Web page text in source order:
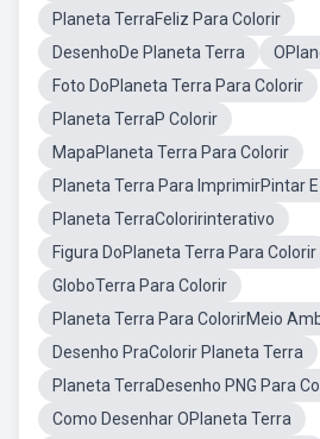
Planeta TerraFeliz Para Colorir
DesenhoDe Planeta Terra
Foto DoPlaneta Terra Para Colorir
Planeta TerraP Colorir
MapaPlaneta Terra Para Colorir
Planeta Terra Para ImprimirPintar
Planeta TerraColoririnterativo
Figura DoPlaneta Terra Para Colorir
GloboTerra Para Colorir
Planeta Terra Para ColorirMeio
Desenho PraColorir Planeta Terra
Planeta TerraDesenho PNG Para
Como Desenhar OPlaneta Terra